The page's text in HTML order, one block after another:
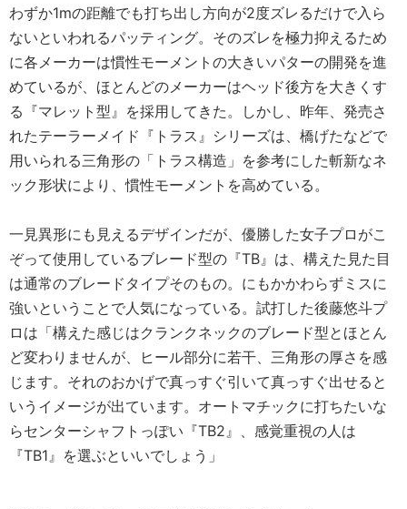
わずか1mの距離でも打ち出し方向が2度ズレるだけで入ら
ないといわれるパッティング。そのズレを極力抑えるため
に各メーカーは慣性モーメントの大きいパターの開発を進
めているが、ほとんどのメーカーはヘッド後方を大きくす
る『マレット型』を採用してきた。しかし、昨年、発売さ
れたテーラーメイド『トラス』シリーズは、橋げたなどで
用いられる三角形の「トラス構造」を参考にした斬新なネ
ック形状により、慣性モーメントを高めている。
一見異形にも見えるデザインだが、優勝した女子プロがこ
ぞって使用しているブレード型の『TB』は、構えた見た目
は通常のブレードタイプそのもの。にもかかわらずミスに
強いということで人気になっている。試打した後藤悠斗プ
ロは「構えた感じはクランクネックのブレード型とほとん
ど変わりませんが、ヒール部分に若干、三角形の厚さを感
じます。それのおかげで真っすぐ引いて真っすぐ出せると
いうイメージが出ています。オートマチックに打ちたいな
らセンターシャフトっぽい『TB2』、感覚重視の人は
『TB1』を選ぶといいでしょう」